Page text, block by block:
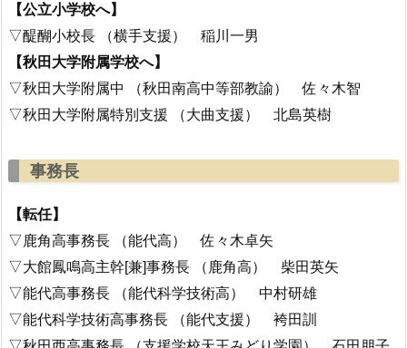
【公立小学校へ】
▽醍醐小校長 （横手支援） 稲川一男
【秋田大学附属学校へ】
▽秋田大学附属中 （秋田南高中等部教諭） 佐々木智
▽秋田大学附属特別支援 （大曲支援） 北島英樹
事務長
【転任】
▽鹿角高事務長 （能代高） 佐々木卓矢
▽大館鳳鳴高主幹[兼]事務長 （鹿角高） 柴田英矢
▽能代高事務長 （能代科学技術高） 中村研雄
▽能代科学技術高事務長 （能代支援） 袴田訓